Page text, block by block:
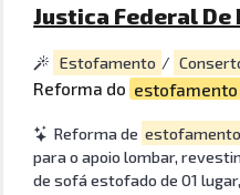
Justica Federal
Estofamento /
Reforma do estofamento
Reforma de estofamento
para o apoio lombar,
de sofá estofado de 01